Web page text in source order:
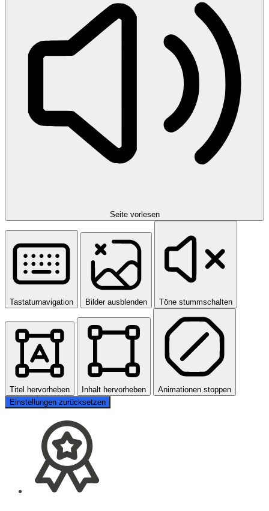
Seite vorlesen
Tastaturnavigation Bilder ausblenden Töne stummschalten
Titel hervorheben Inhalt hervorheben
Animationen stoppen
Einstellungen zurücksetzen